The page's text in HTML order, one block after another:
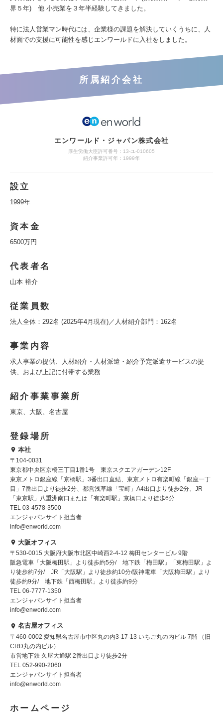
界５年) 他 小売業を３年半経験してきました。
特に法人営業マン時代には、企業様の課題を解決していくうちに、人
材面での支援に可能性を感じエンワールドに入社をしました。
所属紹介会社
エンワールド・ジャパン株式会社
厚生労働大臣許可番号：13-ユ-010605
紹介事業許可年：1999年
設立
1999年
資本金
6500万円
代表者名
山本 裕介
従業員数
法人全体：292名 (2025年4月現在)／人材紹介部門：162名
事業内容
求人事業の提供、人材紹介・人材派遣・紹介予定派遣サービスの提
供、および上記に付帯する業務
紹介事業事業所
東京、大阪、名古屋
登録場所
本社
〒104-0031
東京都中央区京橋三丁目1番1号 東京スクエアガーデン12F
東京メトロ銀座線「京橋駅」3番出口直結、東京メトロ有楽町線「銀座一丁
目」7番出口より徒歩2分、都営浅草線「宝町」A4出口より徒歩2分、JR
「東京駅」八重洲南口または「有楽町駅」京橋口より徒歩6分
TEL 03-4578-3500
エンジャパンサイト担当者
info@enworld.com
大阪オフィス
〒530-0015 大阪府大阪市北区中崎西2-4-12 梅田センタービル 9階
阪急電車「大阪梅田駅」より徒歩約5分/ 地下鉄「梅田駅」「東梅田駅」よ
り徒歩約7分/ JR「大阪駅」より徒歩約10分/阪神電車「大阪梅田駅」より
徒歩約9分/ 地下鉄「西梅田駅」より徒歩約9分
TEL 06-7777-1350
エンジャパンサイト担当者
info@enworld.com
名古屋オフィス
〒460-0002 愛知県名古屋市中区丸の内3-17-13 いちご丸の内ビル 7階 （旧
CRD丸の内ビル）
市営地下鉄 久屋大通駅 2番出口より徒歩2分
TEL 052-990-2060
エンジャパンサイト担当者
info@enworld.com
ホームページ